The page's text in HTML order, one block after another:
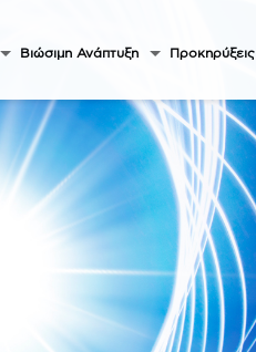
Βιώσιμη Ανάπτυξη Προκηρύξεις